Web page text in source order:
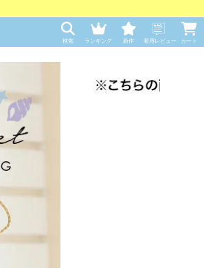
検索 ランキング 新作 着用レビュー カート